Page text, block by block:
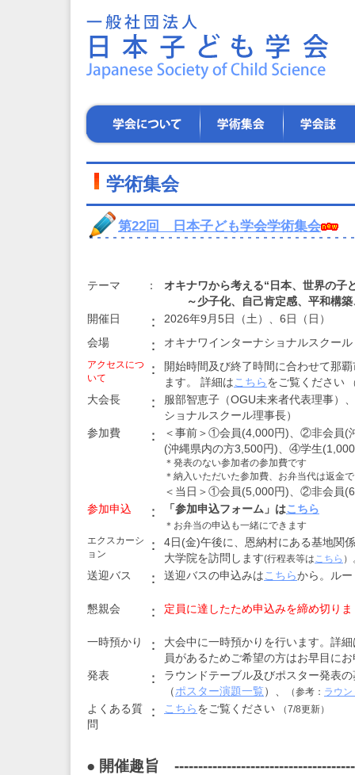
一
般
社
団
法
日
子
子
ち
健
や
か
な
成
育
境
づ
支
援
ま
す
～
学
に
集
誌
学術集会
第22回 日本子ども学会学術集会
テーマ ：
オキナワから考える“日本、世界の子
～少子化、自己肯定感、平和構築
開催日
：
2026年9月5日（土）、6日（日）
会場
： オキナワインターナショナルスクー
アクセスにつ
いて
：
開始時間及び終了時間に合わせて那
ます。 詳細はこちらをご覧ください
大会長 ：
服部智恵子（OGU未来者代表理事）
ショナルスクール理事長）
参加費
：
＜事前＞①会員(4,000円)、②非会員(
(沖縄県内の方3,500円)、④学生
＊発表のない参加者の参加費です
＊納入いただいた参加費、お弁当代は返金
＜当日＞①会員(5,000円)、②非会員
参加申込
： 「参加申込フォーム」はこちら
＊お弁当の申込も一緒にできます
エクスカーシ
ョン
：
4日(金)午後に、恩納村にある基地関
大学院を訪問します(行程表等は こちら ）
送迎バス
： 送迎バスの申込みはこちらから。ル
懇親会 ： 定員に達したため申込みを締め切り
一時預かり ：
大会中に一時預かりを行います。詳細
員があるためご希望の方はお早目に
発表
：
ラウンドテーブル及びポスター発表
（ポスター演題一覧）、 （参考： ラウン
よくある質
問
： こちらをご覧ください （7/8更新）
● 開催趣旨